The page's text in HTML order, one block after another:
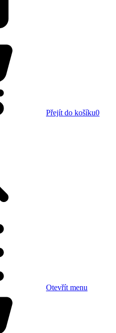
Přejít do košíku0
Otevřít menu